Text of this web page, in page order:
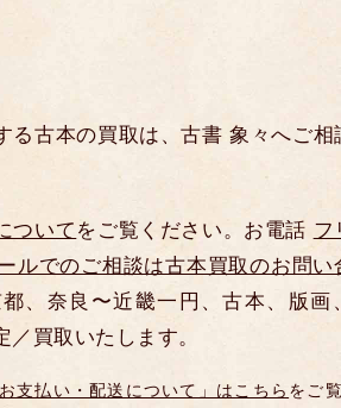
る古本の買取は、古書 象々へご相
ついて をご覧ください。お電話 フ
ルでのご相談は古本買取のお問い
、奈良〜近畿一円、古本、版画
買取いたします。
支払い・配送について」はこちら をご